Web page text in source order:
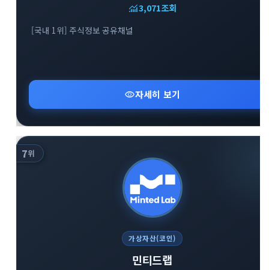
monitoring3,071조회
[국내 1위] 주식정보 공유채널
visibility자세히 보기
7위
가상자산(코인)
민티드랩